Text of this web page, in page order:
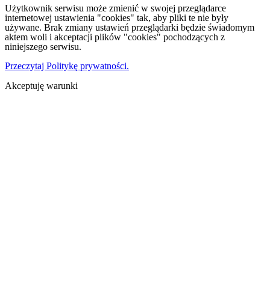
Użytkownik serwisu może zmienić w swojej przeglądarce
internetowej ustawienia "cookies" tak, aby pliki te nie były
używane. Brak zmiany ustawień przeglądarki będzie świadomym
aktem woli i akceptacji plików "cookies" pochodzących z
niniejszego serwisu.
Przeczytaj Politykę prywatności.
Akceptuję warunki